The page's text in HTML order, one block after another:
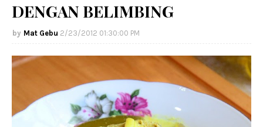
DENGAN BELIMBING
Mat Gebu 2/23/2012 01:30:00 PM